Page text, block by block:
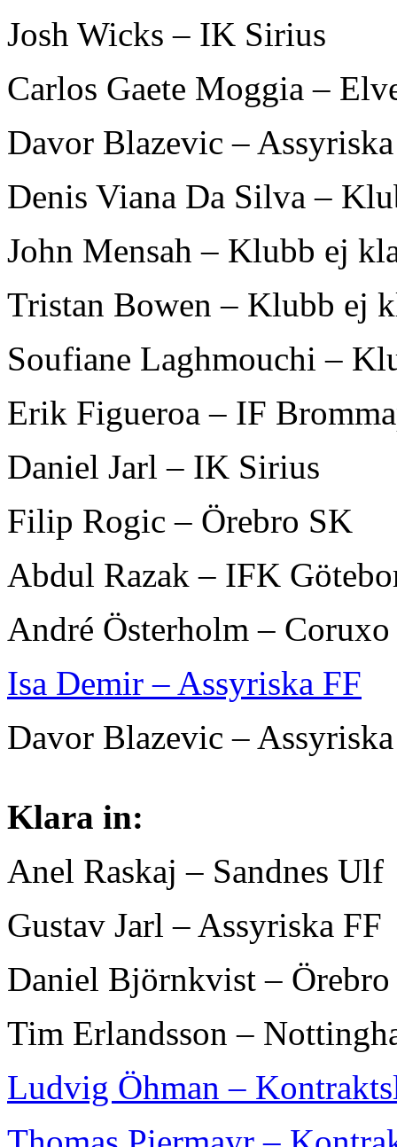
Josh Wicks – IK Sirius
Carlos Gaete Moggia –
Davor Blazevic –
Denis Viana Da Silva –
John Mensah – Klubb ej
Tristan Bowen – Klubb ej
Soufiane Laghmouchi –
Erik Figueroa – IF
Daniel Jarl – IK Sirius
Filip Rogic – Örebro SK
Abdul Razak – IFK
André Österholm –
Isa Demir – Assyriska FF
Davor Blazevic –
Klara in:
Anel Raskaj – Sandnes Ulf
Gustav Jarl – Assyriska FF
Daniel Björnkvist –
Tim Erlandsson –
Ludvig Öhman –